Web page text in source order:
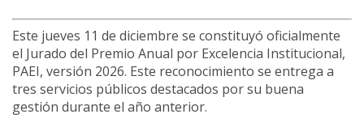
Este jueves 11 de diciembre se constituyó oficialmente
el Jurado del Premio Anual por Excelencia Institucional,
PAEI, versión 2026. Este reconocimiento se entrega a
tres servicios públicos destacados por su buena
gestión durante el año anterior.